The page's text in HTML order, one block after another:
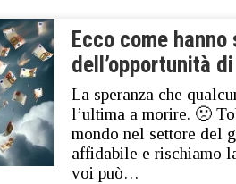
Ecco come
dell’opportunità
La speranza che
l’ultima a morire. 🙁
mondo nel settore del
affidabile e rischiamo
voi può…